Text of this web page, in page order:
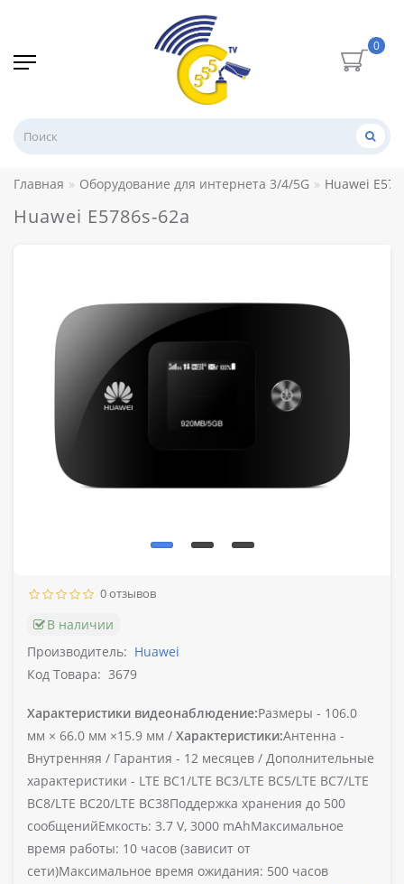
0
Главная Оборудование для интернета 3/4/5G Huawei
Huawei E5786s-62a
0 отзывов
В наличии
Производитель: Huawei
Код Товара: 3679
Характеристики видеонаблюдение:Размеры - 106.0
мм × 66.0 мм ×15.9 мм / Характеристики:Антенна -
Внутренняя / Гарантия - 12 месяцев / Дополнительные
характеристики - LTE BC1/LTE BC3/LTE BC5/LTE BC7/LTE
BC8/LTE BC20/LTE BC38Поддержка хранения до 500
сообщенийЕмкость: 3.7 V, 3000 mAhМаксимальное
время работы: 10 часов (зависит от
сети)Максимальное время ожидания: 500 часов